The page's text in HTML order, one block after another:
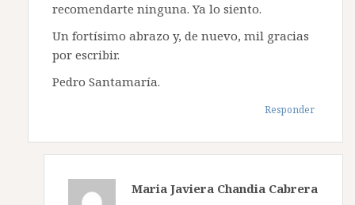
recomendarte ninguna. Ya lo siento.
Un fortísimo abrazo y, de nuevo, mil gracias
por escribir.
Pedro Santamaría.
Responder
Maria Javiera Chandia Cabrera